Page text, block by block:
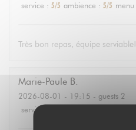
service : 5/5 ambience : 5/5 menu
Très bon repas, équipe serviable!
Marie-Paule B
2026-08-01 - 19:15 - guests 2
service